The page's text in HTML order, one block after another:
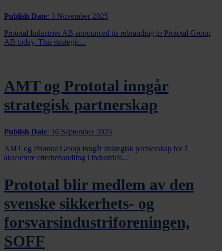
Publish Date: 3 November 2025
Prototal Industries AB announced its rebranding to Prototal Group
AB today. This strategic...
AMT og Prototal inngår
strategisk partnerskap
Publish Date: 16 September 2025
AMT og Prototal Group inngår strategisk partnerskap for å
akselerere etterbehandling i industriell...
Prototal blir medlem av den
svenske sikkerhets- og
forsvarsindustriforeningen,
SOFF